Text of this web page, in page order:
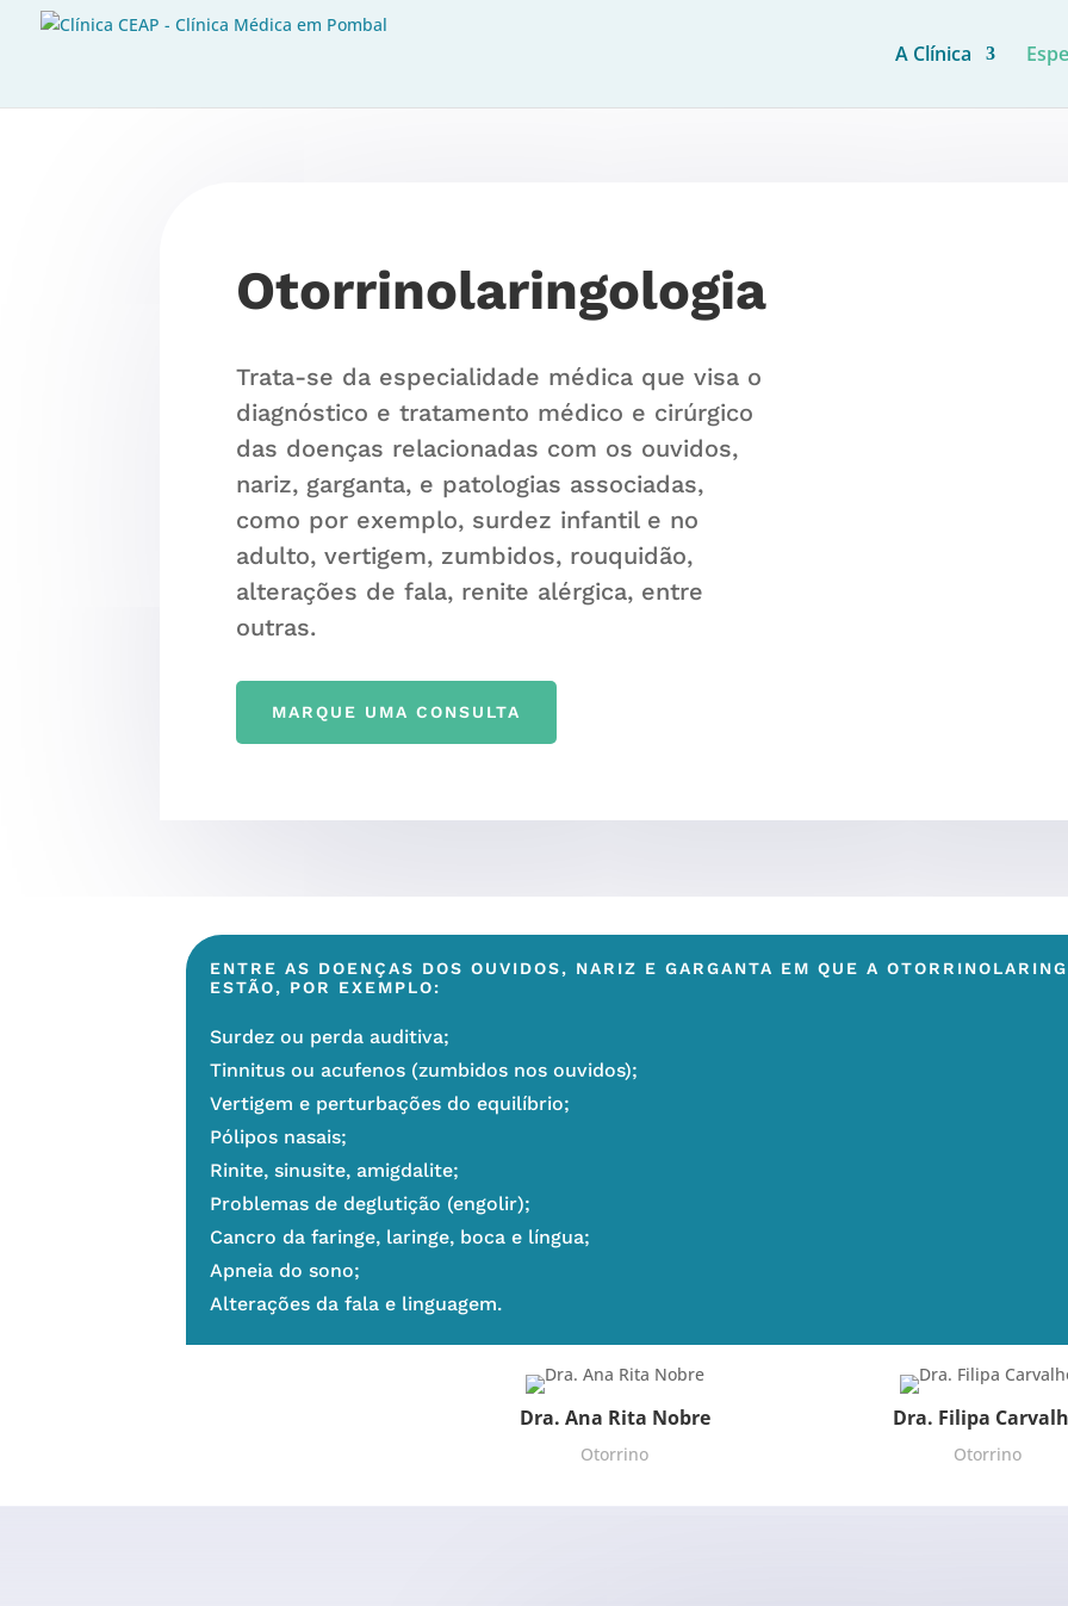
A Clínica
Otorrinolaringologia
Trata-se da especialidade médica que visa o
diagnóstico e tratamento médico e cirúrgico
das doenças relacionadas com os ouvidos,
nariz, garganta, e patologias associadas,
como por exemplo, surdez infantil e no
adulto, vertigem, zumbidos, rouquidão,
alterações de fala, renite alérgica, entre
outras.
MARQUE UMA CONSULTA
ENTRE AS DOENÇAS DOS OUVIDOS, NARIZ E GARGANTA EM QUE A
ESTÃO, POR EXEMPLO:
Surdez ou perda auditiva;
Tinnitus ou acufenos (zumbidos nos ouvidos);
Vertigem e perturbações do equilíbrio;
Pólipos nasais;
Rinite, sinusite, amigdalite;
Problemas de deglutição (engolir);
Cancro da faringe, laringe, boca e língua;
Apneia do sono;
Alterações da fala e linguagem.
Dra. Ana Rita Nobre
Otorrino
Dra. Filipa
Otorrino